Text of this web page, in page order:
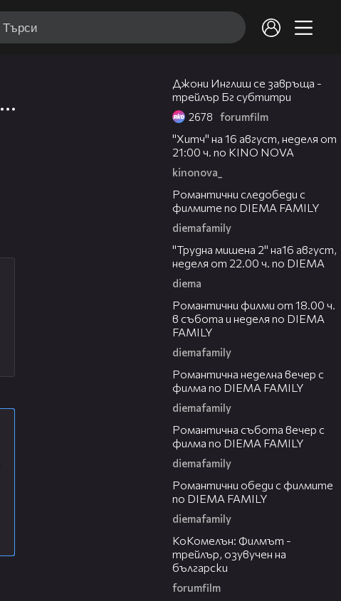
Джони Инглиш се завръща -
трейлър Бг субтитри
2678 forumfilm
"Хитч" на 16 август, неделя от
21:00 ч. по KINO NOVA
kinonova_
Романтични следобеди с
филмите по DIEMA FAMILY
diemafamily
"Трудна мишена 2" на16 август,
неделя от 22.00 ч. по DIEMA
diema
Романтични филми от 18.00 ч.
в събота и неделя по DIEMA
FAMILY
diemafamily
Романтичнa неделна вечер с
филма по DIEMA FAMILY
diemafamily
Романтичнa събота вечер с
филма по DIEMA FAMILY
diemafamily
Романтични обеди с филмите
по DIEMA FAMILY
diemafamily
КоКомелън: Филмът -
трейлър, озувучен на
български
forumfilm